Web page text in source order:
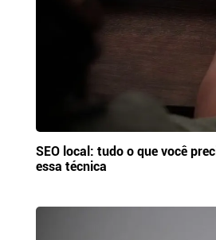
SEO local: tudo o que você
essa técnica